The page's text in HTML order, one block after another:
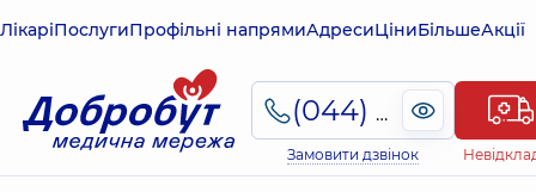
ЛікаріПослугиПрофільні напрямиАдресиЦіниБільшеАкції
(044) 495-2-888
Замовити дзвінок